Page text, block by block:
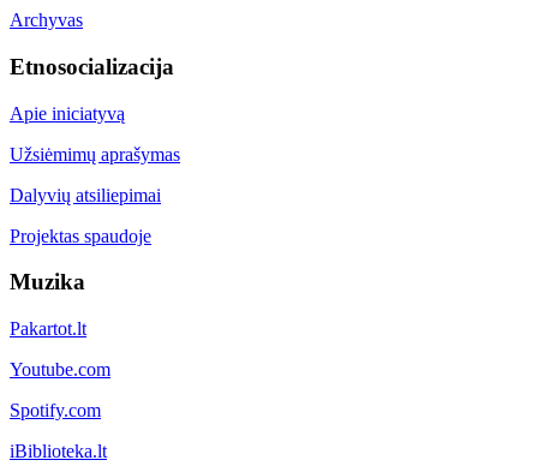
Archyvas
Etnosocializacija
Apie iniciatyvą
Užsiėmimų aprašymas
Dalyvių atsiliepimai
Projektas spaudoje
Muzika
Pakartot.lt
Youtube.com
Spotify.com
iBiblioteka.lt